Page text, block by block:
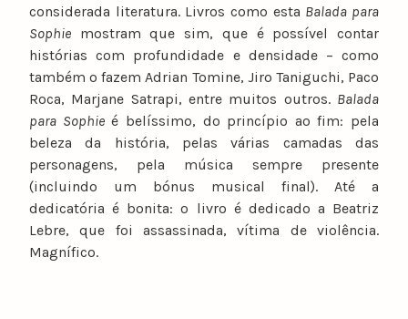
considerada literatura. Livros como esta Balada para
Sophie mostram que sim, que é possível contar
histórias com profundidade e densidade – como
também o fazem Adrian Tomine, Jiro Taniguchi, Paco
Roca, Marjane Satrapi, entre muitos outros. Balada
para Sophieé belíssimo, do princípio ao fim: pela
beleza da história, pelas várias camadas das
personagens, pela música sempre presente
(incluindo um bónus musical final). Até a
dedicatória é bonita: o livro é dedicado a Beatriz
Lebre, que foi assassinada, vítima de violência.
Magnífico.